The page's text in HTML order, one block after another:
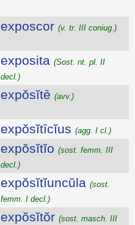
exposcor (v. tr. III coniug.)
exposita (Sost. nt. pl. II
decl.)
expŏsĭtē (avv.)
expŏsĭtīcĭus (agg. I cl.)
expŏsĭtĭo (sost. femm. III
decl.)
expŏsĭtĭuncŭla (sost.
femm. I decl.)
expŏsĭtŏr (sost. masch. III